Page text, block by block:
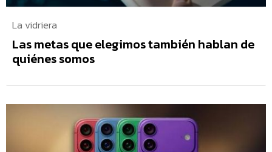
La vidriera
Las metas que elegimos también hablan de
quiénes somos